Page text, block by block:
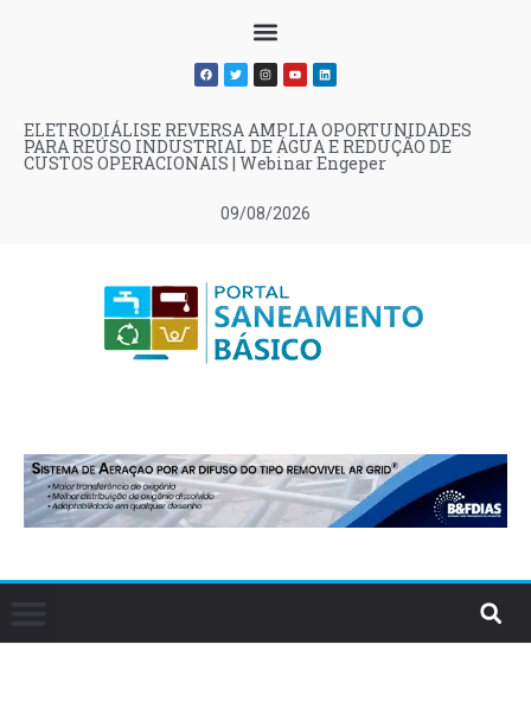
09/08/2026
ELETRODIÁLISE REVERSA AMPLIA OPORTUNIDADES
PARA REÚSO INDUSTRIAL DE ÁGUA E REDUÇÃO DE
CUSTOS OPERACIONAIS | Webinar Engeper